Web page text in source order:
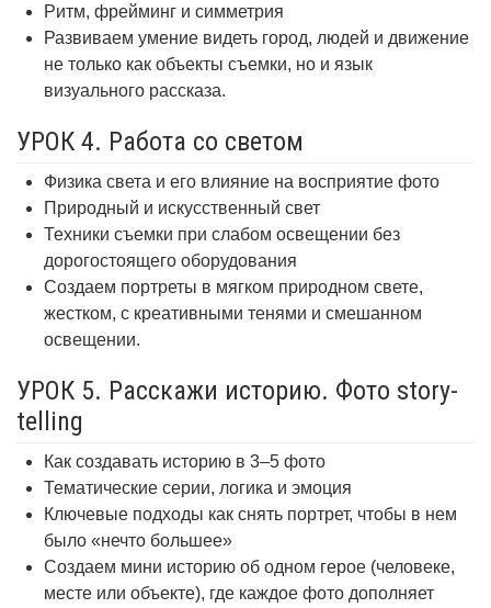
Ритм, фрейминг и симметрия
Развиваем умение видеть город, людей и движение
не только как объекты съемки, но и язык
визуального рассказа.
УРОК 4. Работа со светом
Физика света и его влияние на восприятие фото
Природный и искусственный свет
Техники съемки при слабом освещении без
дорогостоящего оборудования
Создаем портреты в мягком природном свете,
жестком, с креативными тенями и смешанном
освещении.
УРОК 5. Расскажи историю. Фото story-
telling
Как создавать историю в 3–5 фото
Тематические серии, логика и эмоция
Ключевые подходы как снять портрет, чтобы в нем
было «нечто большее»
Создаем мини историю об одном герое (человеке,
месте или объекте), где каждое фото дополняет